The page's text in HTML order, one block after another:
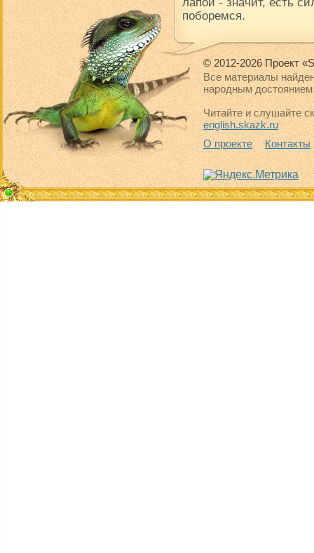
поборемся.
© 2012-2026 Проект
Все материалы
народным достоянием
Читайте и слушайте
english.skazk.ru
О проекте
Контакты